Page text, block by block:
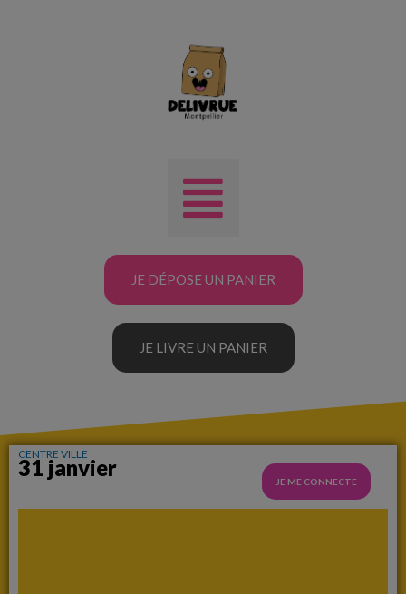
JE DÉPOSE UN PANIER
JE LIVRE UN PANIER
CENTRE VILLE
31 janvier
JE ME CONNECTE